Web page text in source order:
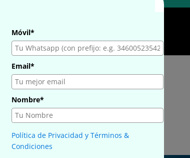
Móvil*
Email*
Nombre*
Política de Privacidad y Términos &
Condiciones